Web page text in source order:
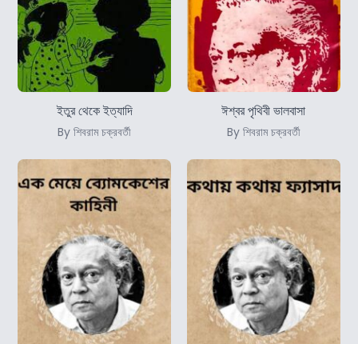
ইতুর থেকে ইত্যাদি
By শিবরাম চক্রবর্তী
ঈশ্বর পৃথিবী ভালবাসা
By শিবরাম চক্রবর্তী